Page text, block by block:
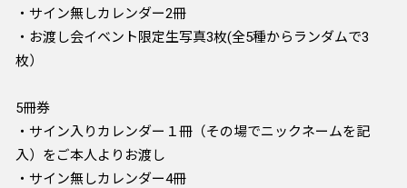
・サイン無しカレンダー2冊
・お渡し会イベント限定生写真3枚(全5種からランダムで3
枚）
5冊券
・サイン入りカレンダー１冊（その場でニックネームを記
入）をご本人よりお渡し
・サイン無しカレンダー4冊